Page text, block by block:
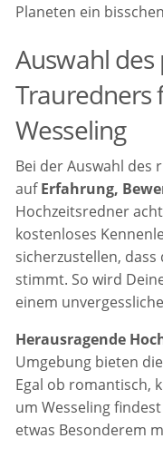
Planeten ein
Auswahl des
Trauredners
Wesseling
Bei der Auswahl des
aufErfahrung,
Hochzeitsredner
kostenloses
sicherzustellen, dass
stimmt. So wird
einem
Herausragende
Umgebung bieten
Egal ob romantisch,
um Wesseling
etwas Besonderem